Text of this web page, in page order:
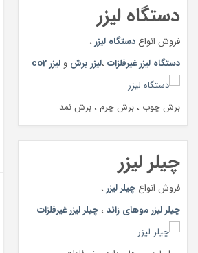
دستگاه لیزر
فروش انواع دستگاه لیزر ،
دستگاه لیزر غیرفلزات ،لیزر برش و لیزر co2
برش چوب ، برش چرم ، برش نمد
چیلر لیزر
فروش انواع چیلر لیزر ،
چیلر لیزر موهای زائد ، چیلر لیزر غیرفلزات